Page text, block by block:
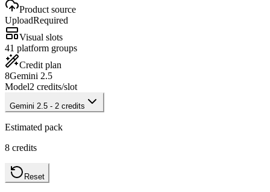
Product source
UploadRequired
Visual slots
41 platform groups
Credit plan
8Gemini 2.5
Model2 credits/slot
Gemini 2.5 - 2 credits
Estimated pack
8 credits
Reset